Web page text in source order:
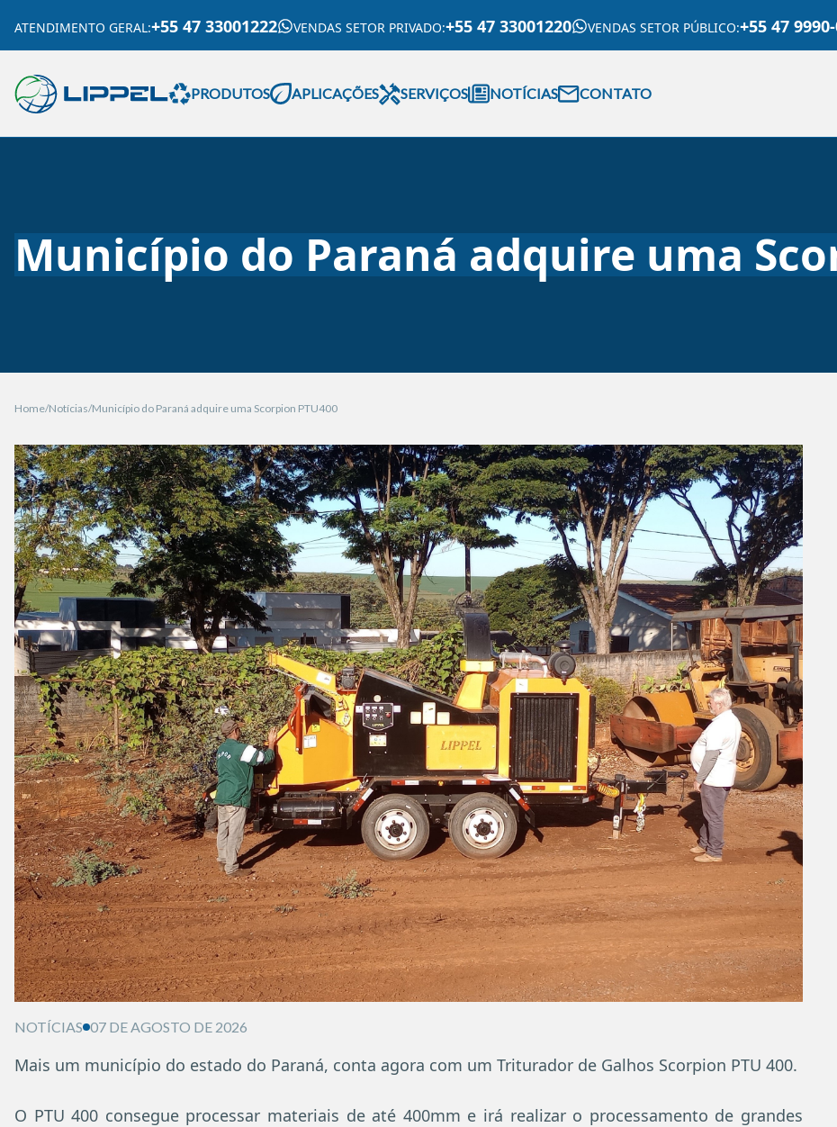
ATENDIMENTO GERAL:+55 47 33001222 VENDAS SETOR PRIVADO:+55 47 33001220 VENDAS SETOR PÚBLICO:+55 47
PRODUTOS APLICAÇÕES SERVIÇOS NOTÍCIAS CONTATO
Município do Paraná adquire uma
Home Notícias Município do Paraná adquire uma Scorpion PTU400
NOTÍCIAS 07 DE AGOSTO DE 2026
Mais um município do estado do Paraná, conta agora com um Triturador de Galhos Scorpion PTU 400.
O PTU 400 consegue processar materiais de até 400mm e irá realizar o processamento de grandes